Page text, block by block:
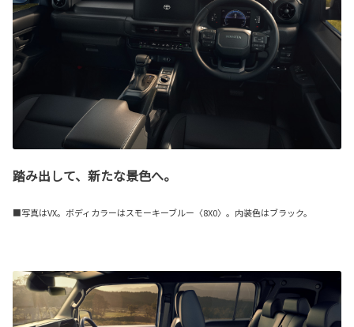
踏み出して、新たな景色へ。
■写真はVX。ボディカラーはスモーキーブルー〈8X0〉。内装色はブラック。